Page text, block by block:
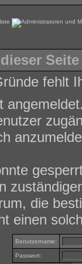
fehlt
die
einen
Benutzername:
Passwort: